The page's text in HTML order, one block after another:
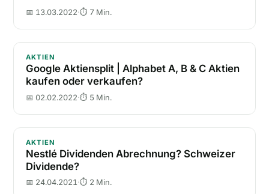
📅 13.03.2022·⏱ 7 Min.
Google Aktiensplit | Alphabet A, B & C Aktien
AKTIEN
Google Aktiensplit | Alphabet A, B & C Aktien
kaufen oder verkaufen?
📅 02.02.2022·⏱ 5 Min.
Nestlé Dividenden Abrechnung? Schweizer
AKTIEN
Nestlé Dividenden Abrechnung? Schweizer
Dividende?
📅 24.04.2021·⏱ 2 Min.